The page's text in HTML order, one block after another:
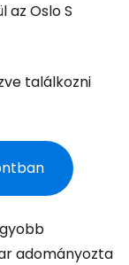
Oslo S
találkozni
adományozta